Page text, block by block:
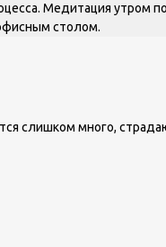
Медитация
столом.
слишком много,